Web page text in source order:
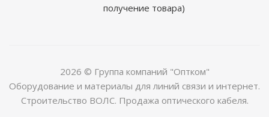
получение товара)
2026 © Группа компаний "Оптком"
Оборудование и материалы для линий связи и интернет.
Строительство ВОЛС. Продажа оптического кабеля.